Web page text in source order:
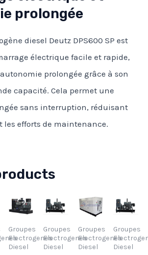
prolongée
diesel Deutz DPS600 SP est
électrique facile et rapide,
prolongée grâce à son
capacité. Cela permet une
sans interruption, réduisant
les efforts de maintenance.
Groupes
Electrogenes
Diesel
Groupes
Electrogenes
Diesel
Groupes
Electrogenes
Diesel
Groupes
Diesel